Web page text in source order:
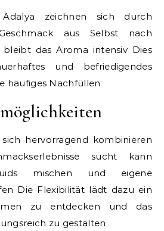
zeichnen sich durch
aus Selbst nach
das Aroma intensiv Dies
und befriedigendes
häufiges Nachfüllen
hervorragend kombinieren
sucht kann
mischen und eigene
Die Flexibilität lädt dazu ein
zu entdecken und das
zu gestalten